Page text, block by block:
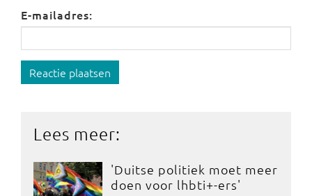
E-mailadres:
Reactie plaatsen
Lees meer:
'Duitse politiek moet meer
doen voor lhbti+-ers'